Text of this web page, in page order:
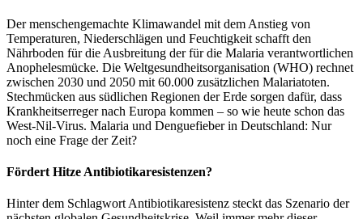
Der menschengemachte Klimawandel mit dem Anstieg von
Temperaturen, Niederschlägen und Feuchtigkeit schafft den
Nährboden für die Ausbreitung der für die Malaria verantwortlichen
Anophelesmücke. Die Weltgesundheitsorganisation (WHO) rechnet
zwischen 2030 und 2050 mit 60.000 zusätzlichen Malariatoten.
Stechmücken aus südlichen Regionen der Erde sorgen dafür, dass
Krankheitserreger nach Europa kommen – so wie heute schon das
West-Nil-Virus. Malaria und Denguefieber in Deutschland: Nur
noch eine Frage der Zeit?
Fördert Hitze Antibiotikaresistenzen?
Hinter dem Schlagwort Antibiotikaresistenz steckt das Szenario der